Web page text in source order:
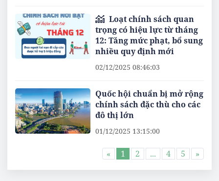
Loạt chính sách quan
trọng có hiệu lực từ tháng
12: Tăng mức phạt, bổ sung
nhiều quy định mới
02/12/2025 08:46:03
Quốc hội chuẩn bị mở rộng
chính sách đặc thù cho các
đô thị lớn
01/12/2025 13:15:00
« 1 2 ... 4 5 »